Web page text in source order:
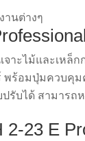
านต่างๆ
าะไม้และเหล็ก
พร้อมปุ่มควบคุม
รับได้ สามารถ
23 E